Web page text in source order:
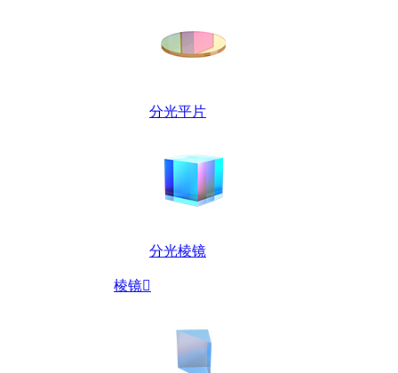
分光平片
分光棱镜
棱镜